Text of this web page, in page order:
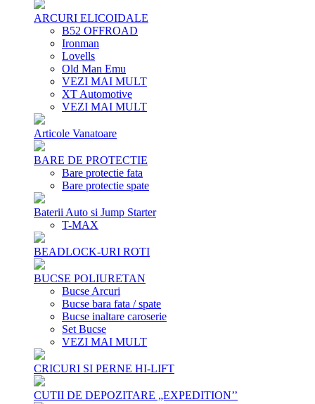
ARCURI ELICOIDALE
B52 OFFROAD
Ironman
Lovells
Old Man Emu
VEZI MAI MULT
XT Automotive
VEZI MAI MULT
Articole Vanatoare
BARE DE PROTECTIE
Bare protectie fata
Bare protectie spate
Baterii Auto si Jump Starter
T-MAX
BEADLOCK-URI ROTI
BUCSE POLIURETAN
Bucse Arcuri
Bucse bara fata / spate
Bucse inaltare caroserie
Set Bucse
VEZI MAI MULT
CRICURI SI PERNE HI-LIFT
CUTII DE DEPOZITARE „EXPEDITION’’